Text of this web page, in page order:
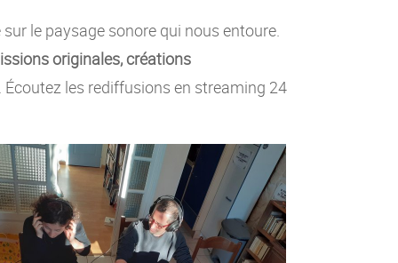
le paysage sonore qui nous entoure.
originales, créations
Écoutez les rediffusions en streaming 24